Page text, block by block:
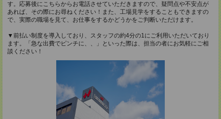
す。応募後にこちらからお電話させていただきますので、疑問点や不安点が
あれば、その際にお尋ねください！また、工場見学をすることもできますの
で、実際の職場を見て、お仕事をするかどうかをご判断いただけます。
▼前払い制度を導入しており、スタッフの約4分の1にご利用いただいており
ます。「急な出費でピンチに、、」といった際は、担当の者にお気軽にご相
談ください！